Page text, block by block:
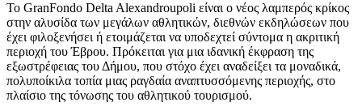
Το GranFondo Delta Alexandroupoli είναι ο νέος λαμπερός κρίκος
στην αλυσίδα των μεγάλων αθλητικών, διεθνών εκδηλώσεων που
έχει φιλοξενήσει ή ετοιμάζεται να υποδεχτεί σύντομα η ακριτική
περιοχή του Έβρου. Πρόκειται για μια ιδανική έκφραση της
εξωστρέφειας του Δήμου, που στόχο έχει αναδείξει τα μοναδικά,
πολυποίκιλα τοπία μιας ραγδαία αναπτυσσόμενης περιοχής, στο
πλαίσιο της τόνωσης του αθλητικού τουρισμού.